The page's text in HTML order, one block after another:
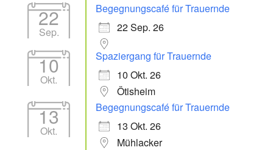
22
Sep.
Begegnungscafé für Trauernde
22 Sep. 26
10
Okt.
Spaziergang für Trauernde
10 Okt. 26
Ötisheim
13
Okt.
Begegnungscafé für Trauernde
13 Okt. 26
Mühlacker